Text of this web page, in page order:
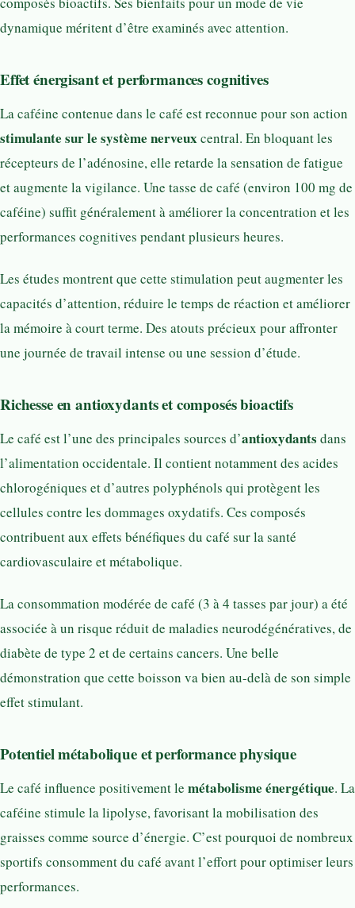
dynamique méritent d’être examinés avec attention.
Effet énergisant et performances cognitives
La caféine contenue dans le café est reconnue pour son action
stimulante sur le système nerveuxcentral. En bloquant les
récepteurs de l’adénosine, elle retarde la sensation de fatigue
et augmente la vigilance. Une tasse de café (environ 100 mg de
caféine) suffit généralement à améliorer la concentration et les
performances cognitives pendant plusieurs heures.
Les études montrent que cette stimulation peut augmenter les
capacités d’attention, réduire le temps de réaction et améliorer
la mémoire à court terme. Des atouts précieux pour affronter
une journée de travail intense ou une session d’étude.
Richesse en antioxydants et composés bioactifs
Le café est l’une des principales sources d’antioxydants dans
l’alimentation occidentale. Il contient notamment des acides
chlorogéniques et d’autres polyphénols qui protègent les
cellules contre les dommages oxydatifs. Ces composés
contribuent aux effets bénéfiques du café sur la santé
cardiovasculaire et métabolique.
La consommation modérée de café (3 à 4 tasses par jour) a été
associée à un risque réduit de maladies neurodégénératives, de
diabète de type 2 et de certains cancers. Une belle
démonstration que cette boisson va bien au-delà de son simple
effet stimulant.
Potentiel métabolique et performance physique
Le café influence positivement le métabolisme énergétique. La
caféine stimule la lipolyse, favorisant la mobilisation des
graisses comme source d’énergie. C’est pourquoi de nombreux
sportifs consomment du café avant l’effort pour optimiser leurs
performances.